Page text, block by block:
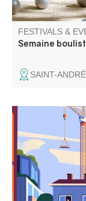
FESTIVALS &
Semaine
SAINT-
Tout savoir sur
CCAPV, visites
et spectacle de